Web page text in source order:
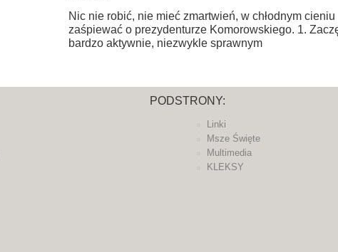
Nic nie robić, nie mieć zmartwień, w chłodnym
zaśpiewać o prezydenturze Komorowskiego. 1.
bardzo aktywnie, niezwykle sprawnym
PODSTRONY:
Linki
Msze Święte
Multimedia
KLEKSY